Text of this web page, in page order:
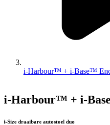
i-Harbour™ + i-Base™
i-Harbour™ + i-
i-Size draaibare autostoel duo